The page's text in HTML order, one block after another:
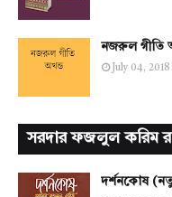
নজরুল গীতি
July 04, 2018
সরদার ফজলুল করিম
দর্শনকোষ